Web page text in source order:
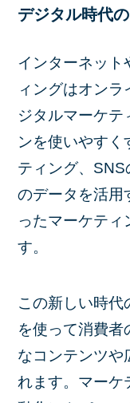
デジタル時代
インターネット
ィングはオン
ジタルマーケテ
ンを使いやすく
ティング、
のデータを活用
ったマーケティ
す。
この新しい時代
を使って消費者
なコンテンツや
れます。マーケ